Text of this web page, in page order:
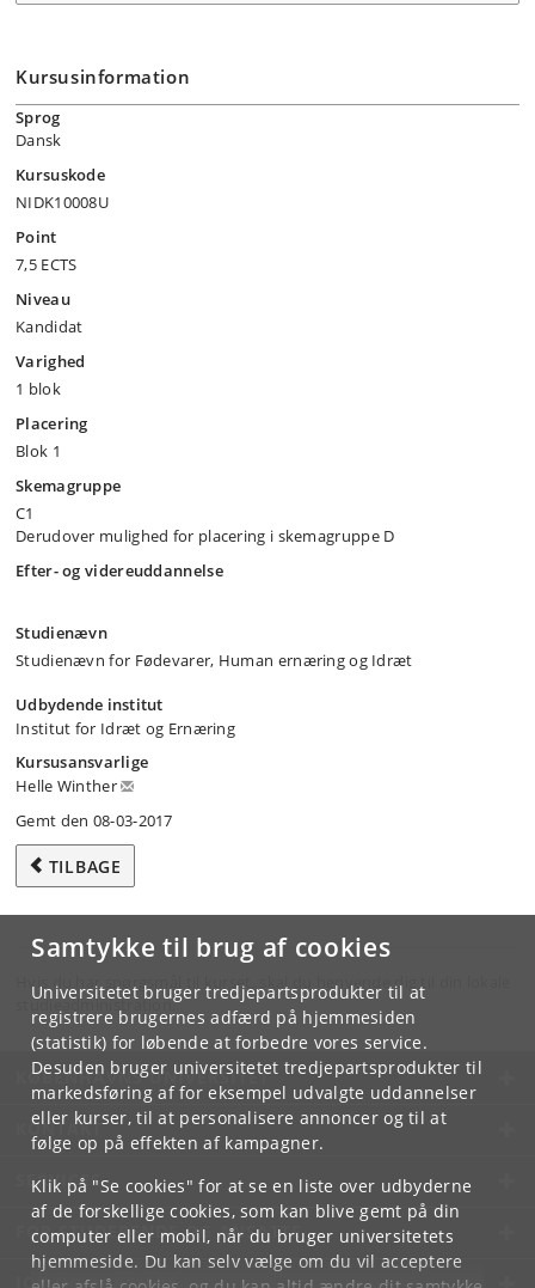
Samtykke til brug af cookies
Universitetet bruger tredjepartsprodukter til at
registrere brugernes adfærd på hjemmesiden
(statistik) for løbende at forbedre vores service.
Desuden bruger universitetet tredjepartsprodukter til
markedsføring af for eksempel udvalgte uddannelser
eller kurser, til at personalisere annoncer og til at
følge op på effekten af kampagner.
Klik på "Se cookies" for at se en liste over udbyderne
af de forskellige cookies, som kan blive gemt på din
computer eller mobil, når du bruger universitetets
hjemmeside. Du kan selv vælge om du vil acceptere
Kursusinformation
Sprog
Dansk
Kursuskode
NIDK10008U
Point
7,5 ECTS
Niveau
Kandidat
Varighed
1 blok
Placering
Blok 1
Skemagruppe
C1
Derudover mulighed for placering i skemagruppe D
Efter- og videreuddannelse
Studienævn
Studienævn for Fødevarer, Human ernæring og Idræt
Udbydende institut
Institut for Idræt og Ernæring
Kursusansvarlige
Helle Winther
Gemt den 08-03-2017
TILBAGE
Hvis du har spørgsmål til kurset, skal du henvende dig til din lokale
studieadministration.
KØBENHAVNS UNIVERSITET
KONTAKT
SERVICES
FOR STUDERENDE OG ANSATTE
JOB OG KARRIERE